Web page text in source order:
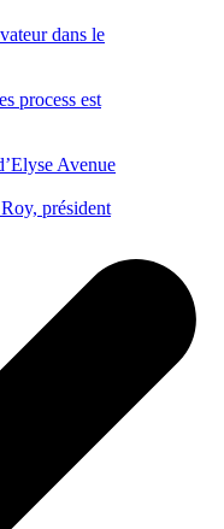
dans le
process est
Avenue
président